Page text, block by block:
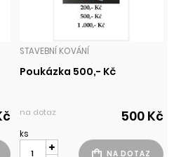
STAVEBNÍ KOVÁNÍ
Poukázka 500,- Kč
na dotaz 500 Kč
ks